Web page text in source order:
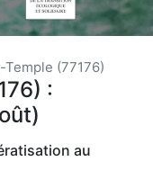
(77176)
:
au